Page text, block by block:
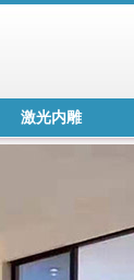
激光内雕